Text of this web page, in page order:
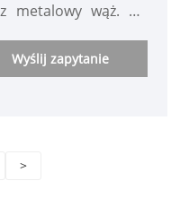
metalowy wąż. Po
tlenu przez
jest używany jako
Wyślij zapytanie
>